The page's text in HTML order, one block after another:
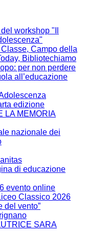
workshop "Il
Campo della
Bibliotechiamo
per non perdere
all’educazione
edizione
LA MEMORIA
nazionale dei
di educazione
evento online
Classico 2026
del vento”
SARA